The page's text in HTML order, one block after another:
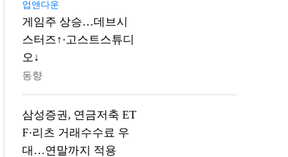
업앤다운
게임주 상승…데브시
스터즈↑·고스트스튜디
오↓
동향
삼성증권, 연금저축 ET
F·리츠 거래수수료 우
대…연말까지 적용